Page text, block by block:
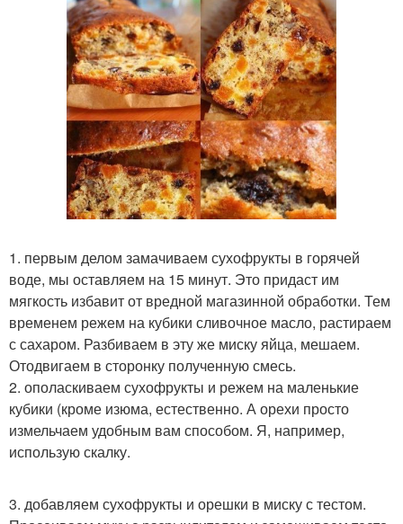
1. первым делом замачиваем сухофрукты в горячей
воде, мы оставляем на 15 минут. Это придаст им
мягкость избавит от вредной магазинной обработки. Тем
временем режем на кубики сливочное масло, растираем
с сахаром. Разбиваем в эту же миску яйца, мешаем.
Отодвигаем в сторонку полученную смесь.
2. ополаскиваем сухофрукты и режем на маленькие
кубики (кроме изюма, естественно. А орехи просто
измельчаем удобным вам способом. Я, например,
использую скалку.
3. добавляем сухофрукты и орешки в миску с тестом.